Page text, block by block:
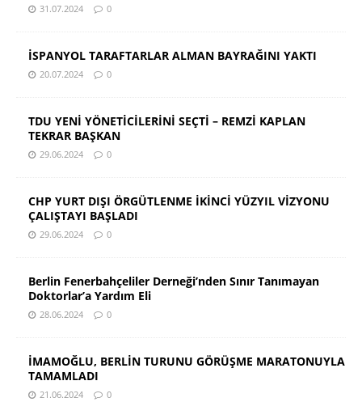
31.07.2024 0
İSPANYOL TARAFTARLAR ALMAN BAYRAĞINI YAKTI
20.07.2024 0
TDU YENİ YÖNETİCİLERİNİ SEÇTİ – REMZİ KAPLAN
TEKRAR BAŞKAN
29.06.2024 0
CHP YURT DIŞI ÖRGÜTLENME İKİNCİ YÜZYIL VİZYONU
ÇALIŞTAYI BAŞLADI
29.06.2024 0
Berlin Fenerbahçeliler Derneği’nden Sınır Tanımayan
Doktorlar’a Yardım Eli
28.06.2024 0
İMAMOĞLU, BERLİN TURUNU GÖRÜŞME MARATONUYLA
TAMAMLADI
21.06.2024 0